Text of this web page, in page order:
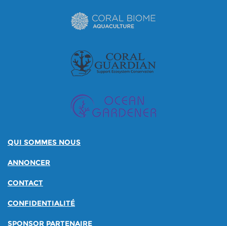
QUI SOMMES NOUS
ANNONCER
CONTACT
CONFIDENTIALITÉ
SPONSOR PARTENAIRE